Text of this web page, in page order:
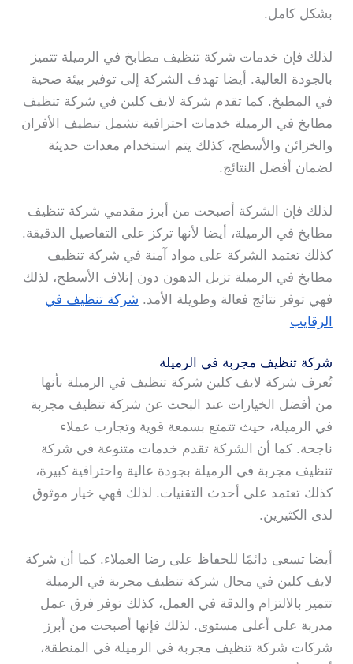
بشكل كامل.
لذلك فإن خدمات شركة تنظيف مطابخ في الرميلة تتميز
بالجودة العالية. أيضا تهدف الشركة إلى توفير بيئة صحية
في المطبخ. كما تقدم شركة لايف كلين في شركة تنظيف
مطابخ في الرميلة خدمات احترافية تشمل تنظيف الأفران
والخزائن والأسطح، كذلك يتم استخدام معدات حديثة
لضمان أفضل النتائج.
لذلك فإن الشركة أصبحت من أبرز مقدمي شركة تنظيف
مطابخ في الرميلة، أيضا لأنها تركز على التفاصيل الدقيقة.
كذلك تعتمد الشركة على مواد آمنة في شركة تنظيف
مطابخ في الرميلة تزيل الدهون دون إتلاف الأسطح، لذلك
فهي توفر نتائج فعالة وطويلة الأمد. شركة تنظيف في
الرقايب
شركة تنظيف مجربة في الرميلة
تُعرف شركة لايف كلين شركة تنظيف في الرميلة بأنها
من أفضل الخيارات عند البحث عن شركة تنظيف مجربة
في الرميلة، حيث تتمتع بسمعة قوية وتجارب عملاء
ناجحة. كما أن الشركة تقدم خدمات متنوعة في شركة
تنظيف مجربة في الرميلة بجودة عالية واحترافية كبيرة،
كذلك تعتمد على أحدث التقنيات. لذلك فهي خيار موثوق
لدى الكثيرين.
أيضا تسعى دائمًا للحفاظ على رضا العملاء. كما أن شركة
لايف كلين في مجال شركة تنظيف مجربة في الرميلة
تتميز بالالتزام والدقة في العمل، كذلك توفر فرق عمل
مدربة على أعلى مستوى. لذلك فإنها أصبحت من أبرز
شركات شركة تنظيف مجربة في الرميلة في المنطقة،